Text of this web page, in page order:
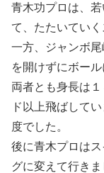
青木功プロは、
て、たたいていく
一方、ジャンボ
を開けずにボー
両者とも身長は
ド以上飛ばして
度でした。
後に青木プロは
グに変えて行き